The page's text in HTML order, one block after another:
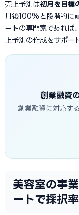
売上予測は初月を目
月後100%と段階的に
ートの専門家であれば
上予測の作成をサポー
創業融資
創業融資に対応す
美容室の事
ートで採択